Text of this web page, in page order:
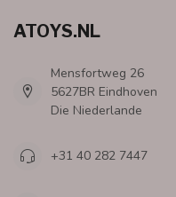
ATOYS.NL
Mensfortweg 26
5627BR Eindhoven
Die Niederlande
+31 40 282 7447